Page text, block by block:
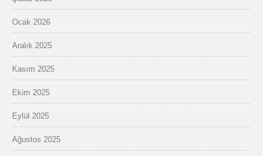
Ocak 2026
Aralık 2025
Kasım 2025
Ekim 2025
Eylül 2025
Ağustos 2025